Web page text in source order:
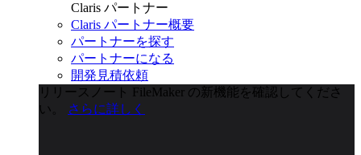
Claris パートナー
Claris パートナー概要
パートナーを探す
パートナーになる
開発見積依頼
リリースノート
FileMaker の新機能を確認してくださ
い。
さらに詳しく